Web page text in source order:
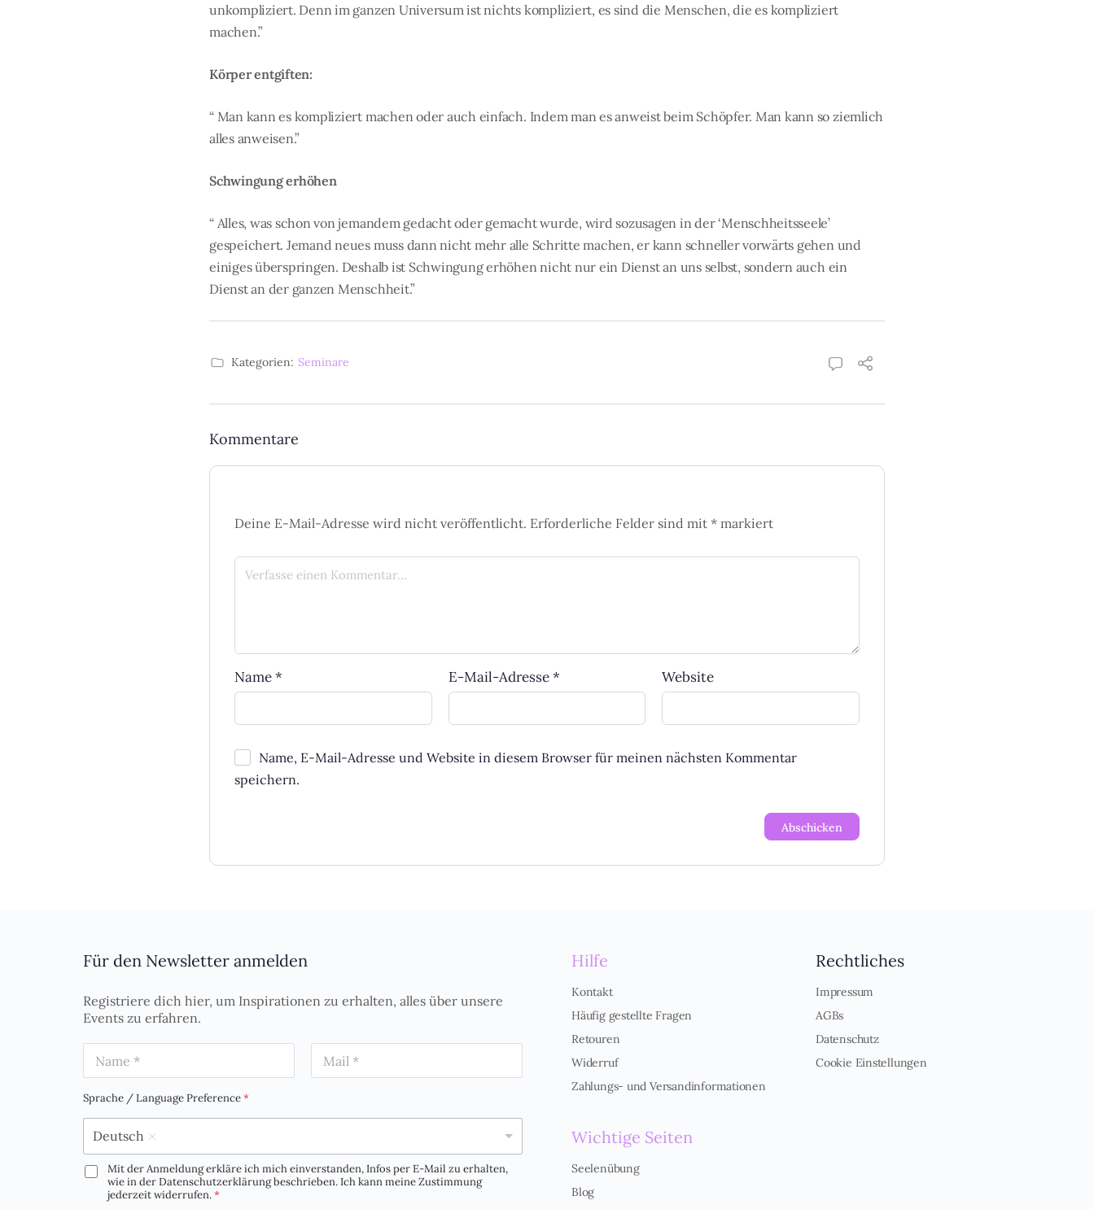
unkompliziert. Denn im ganzen Universum ist nichts kompliziert, es sind die Menschen, die es kompliziert
machen.”
Körper entgiften:
“ Man kann es kompliziert machen oder auch einfach. Indem man es anweist beim Schöpfer. Man kann so ziemlich
alles anweisen.”
Schwingung erhöhen
“ Alles, was schon von jemandem gedacht oder gemacht wurde, wird sozusagen in der ‘Menschheitsseele’
gespeichert. Jemand neues muss dann nicht mehr alle Schritte machen, er kann schneller vorwärts gehen und
einiges überspringen. Deshalb ist Schwingung erhöhen nicht nur ein Dienst an uns selbst, sondern auch ein
Dienst an der ganzen Menschheit.”
Kategorien: Seminare
Kommentare
Deine E-Mail-Adresse wird nicht veröffentlicht. Erforderliche Felder sind mit * markiert
Name* E-Mail-Adresse* Website
Name, E-Mail-Adresse und Website in diesem Browser für meinen nächsten Kommentar
speichern.
Für den Newsletter anmelden
Registriere dich hier, um Inspirationen zu erhalten, alles über unsere
Events zu erfahren.
m
e
a
Sprache / Language Preference*
Deutsch
D
Mit der Anmeldung erkläre ich mich einverstanden, Infos per E-Mail zu erhalten,
wie in der Datenschutzerklärung beschrieben. Ich kann meine Zustimmung
jederzeit widerrufen.*
Hilfe
Kontakt
Häufig gestellte Fragen
Retouren
Widerruf
Zahlungs- und Versandinformationen
Wichtige Seiten
Seelenübung
Blog
Rechtliches
Impressum
AGBs
Datenschutz
Cookie Einstellungen